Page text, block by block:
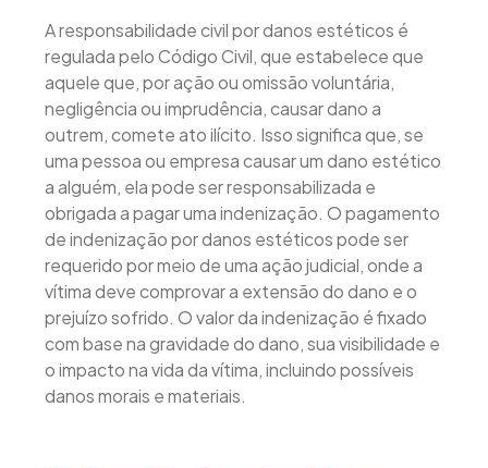
A responsabilidade civil por danos estéticos é
regulada pelo Código Civil, que estabelece que
aquele que, por ação ou omissão voluntária,
negligência ou imprudência, causar dano a
outrem, comete ato ilícito. Isso significa que, se
uma pessoa ou empresa causar um dano estético
a alguém, ela pode ser responsabilizada e
obrigada a pagar uma indenização. O pagamento
de indenização por danos estéticos pode ser
requerido por meio de uma ação judicial, onde a
vítima deve comprovar a extensão do dano e o
prejuízo sofrido. O valor da indenização é fixado
com base na gravidade do dano, sua visibilidade e
o impacto na vida da vítima, incluindo possíveis
danos morais e materiais.